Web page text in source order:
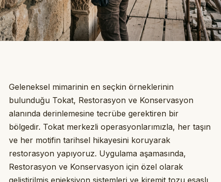
Geleneksel mimarinin en seçkin örneklerinin
bulunduğu Tokat, Restorasyon ve Konservasyon
alanında derinlemesine tecrübe gerektiren bir
bölgedir. Tokat merkezli operasyonlarımızla, her taşın
ve her motifin tarihsel hikayesini koruyarak
restorasyon yapıyoruz. Uygulama aşamasında,
Restorasyon ve Konservasyon için özel olarak